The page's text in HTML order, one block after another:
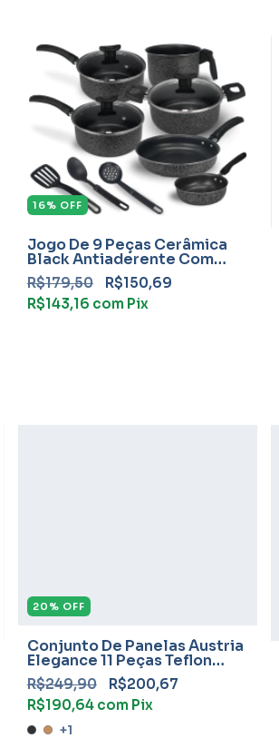
16% OFF
Jogo De 9 Peças Cerâmica
Black Antiaderente Com
Frigideira
R$179,50
R$150,69
R$143,16 com Pix
20 % OFF
Conjunto De Panelas Áustria
Elegance 11 Peças Teflon
Com Duas Frigideiras
R$249,90
R$200,67
R$190,64 com Pix
+1